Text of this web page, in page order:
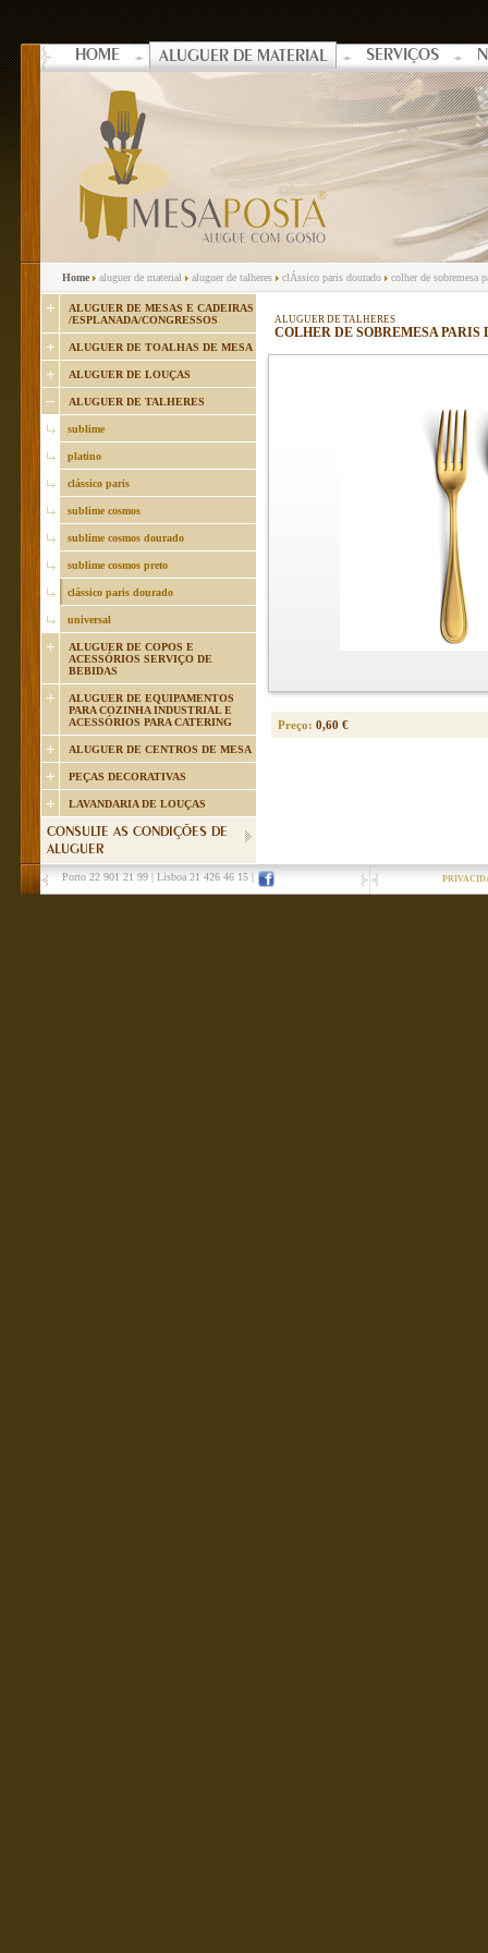
HOME ALUGUER DE MATERIAL SERVIÇOS
Home aluguer de material aluguer de talheres clÁssico paris dourado colher de sobremesa
ALUGUER DE MESAS E CADEIRAS
/ESPLANADA/CONGRESSOS
ALUGUER DE TOALHAS DE MESA
ALUGUER DE LOUÇAS
ALUGUER DE TALHERES
sublime
platino
clássico paris
sublime cosmos
sublime cosmos dourado
sublime cosmos preto
clássico paris dourado
universal
ALUGUER DE COPOS E
ACESSÓRIOS SERVIÇO DE
BEBIDAS
ALUGUER DE EQUIPAMENTOS
PARA COZINHA INDUSTRIAL E
ACESSÓRIOS PARA CATERING
ALUGUER DE CENTROS DE MESA
PEÇAS DECORATIVAS
LAVANDARIA DE LOUÇAS
CONSULTE AS CONDIÇÕES DE
ALUGUER
ALUGUER DE TALHERES
COLHER DE SOBREMESA PARIS
Preço: 0,60 €
Porto 22 901 21 99 Lisboa 21 426 46 15